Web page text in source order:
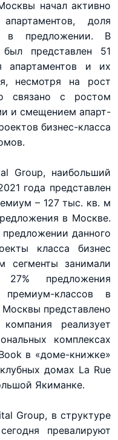
начал активно
доля
в предложении. В
представлен 51
апартаментов и их
несмотря на рост
связано с ростом
и смещением апарт-
бизнес-класса
Group, наибольший
года представлен
– 127 тыс. кв. м
в Москве.
данного
класса бизнес
сегменты занимали
предложения
классов в
представлено
реализует
комплексах
в «доме-книжке»
домах La Rue
Якиманке.
Group, в структуре
превалируют